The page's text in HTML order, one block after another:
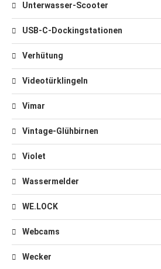
Unterwasser-Scooter
USB-C-Dockingstationen
Verhütung
Videotürklingeln
Vimar
Vintage-Glühbirnen
Violet
Wassermelder
WE.LOCK
Webcams
Wecker